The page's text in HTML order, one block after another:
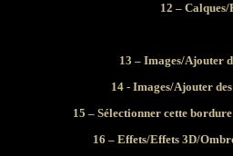
12 –
13 – Images/Ajouter
14 - Images/Ajouter
15 – Sélectionner cette
16 – Effets/Effets 3D/